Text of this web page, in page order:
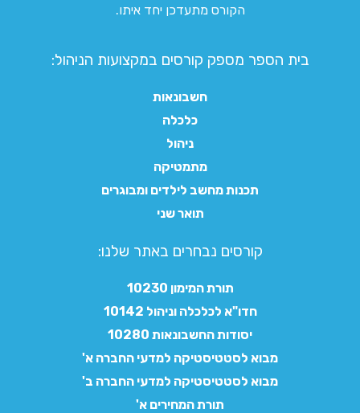
הקורס מתעדכן יחד איתו.
בית הספר מספק קורסים במקצועות הניהול:
חשבונאות
כלכלה
ניהול
מתמטיקה
תכנות מחשב לילדים ומבוגרים
תואר שני
קורסים נבחרים באתר שלנו:​
תורת המימון 10230
חדו"א לכלכלה וניהול 10142
יסודות החשבונאות 10280
מבוא לסטטיסטיקה למדעי החברה א'
מבוא לסטטיסטיקה למדעי החברה ב'
תורת המחירים א'